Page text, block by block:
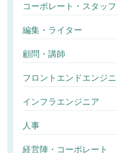
コーポレート・スタッフ
編集・ライター
顧問・講師
フロントエンドエンジ
インフラエンジニア
人事
経営陣・コーポレート